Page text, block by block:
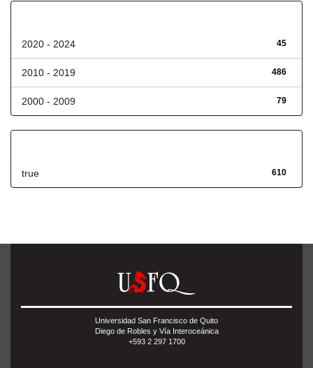
45
2020 - 2024
486
2010 - 2019
79
2000 - 2009
610
true
Universidad San Francisco de Quito
Diego de Robles y Vía Interoceánica
+593 2 297 1700